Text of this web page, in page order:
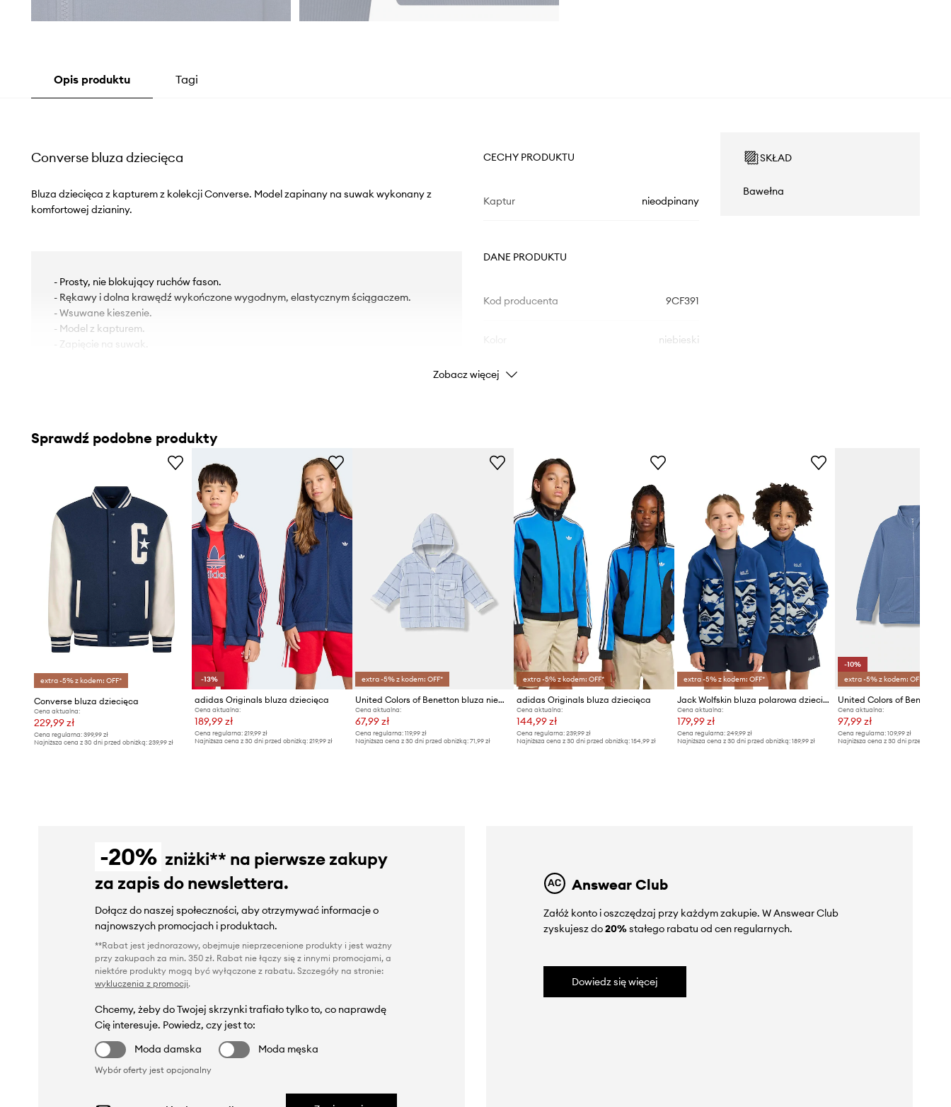
Opis produktu Tagi
Converse bluza dziecięca
Bluza dziecięca z kapturem z kolekcji Converse. Model zapinany na suwak wykonany z
komfortowej dzianiny.
- Prosty, nie blokujący ruchów fason.
- Rękawy i dolna krawędź wykończone wygodnym, elastycznym ściągaczem.
- Wsuwane kieszenie.
- Model z kapturem.
- Zapięcie na suwak.
CECHY PRODUKTU
Kaptur nieodpinany
DANE PRODUKTU
Kod producenta 9CF391
niebieski
Marka
ID Produktu
SKŁAD
Bawełna
Zobacz więcej
Sprawdź podobne produkty
extra -5% z kodem: OFF*
Converse bluza dziecięca
Cena aktualna:
229,99 zł
Cena regularna: 399,99 zł
Najniższa cena z 30 dni przed obniżką: 239,99 zł
-13%
adidas Originals bluza dziecięca
Cena aktualna:
189,99 zł
Cena regularna:219,99 zł
Najniższa cena z 30 dni przed obniżką:219,99 zł
extra -5% z kodem: OFF*
United Colors of Benetton bluza niemowlęca
Cena aktualna:
67,99 zł
Cena regularna: 119,99 zł
Najniższa cena z 30 dni przed obniżką: 71,99 zł
extra -5% z kodem: OFF*
adidas Originals bluza dziecięca
Cena aktualna:
144,99 zł
Cena regularna: 239,99 zł
Najniższa cena z 30 dni przed obniżką: 154,99 zł
extra -5% z kodem: OFF*
Jack Wolfskin bluza polarowa dziecięca PAW ERA 100 PRINT FZ K
Cena aktualna:
179,99 zł
Cena regularna:249,99 zł
Najniższa cena z 30 dni przed obniżką:189,99 zł
-10%
extra -5% z kodem: OFF*
Cena aktualna:
97,99 zł
Cena regularna: 109,99 zł
Najniższa cena z 30 dni przed obniżką:
-20% zniżki** na pierwsze zakupy
za zapis do newslettera.
Dołącz do naszej społeczności, aby otrzymywać informacje o
najnowszych promocjach i produktach.
**Rabat jest jednorazowy, obejmuje nieprzecenione produkty i jest ważny
przy zakupach za min. 350 zł. Rabat nie łączy się z innymi promocjami, a
niektóre produkty mogą być wyłączone z rabatu. Szczegóły na stronie:
wykluczenia z promocji.
Chcemy, żeby do Twojej skrzynki trafiało tylko to, co naprawdę
Cię interesuje. Powiedz, czy jest to:
Moda damska
Moda męska
Wybór oferty jest opcjonalny
Answear Club
Załóż konto i oszczędzaj przy każdym zakupie. W Answear Club
zyskujesz do20%stałego rabatu od cen regularnych.
Dowiedz się więcej